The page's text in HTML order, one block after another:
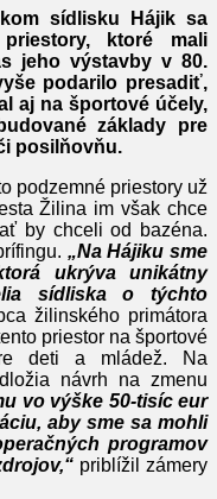
sídlisku Hájik sa
ktoré mali
jeho výstavby v 80.
podarilo presadiť,
aj na športové účely,
základy pre
posilňovňu.
podzemné priestory už
Žilina im však chce
by chceli od bazéna.
„Na Hájiku sme
ukrýva unikátny
sídliska o týchto
žilinského primátora
priestor na športové
deti a mládež. Na
návrh na zmenu
vo výške 50-tisíc eur
aby sme sa mohli
programov
priblížil zámery